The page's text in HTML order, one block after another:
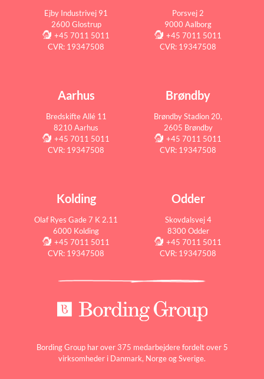
Ejby Industrivej 91
2600 Glostrup
+45 7011 5011
CVR: 19347508
Porsvej 2
9000 Aalborg
+45 7011 5011
CVR: 19347508
Aarhus
Bredskifte Allé 11
8210 Aarhus
+45 7011 5011
CVR: 19347508
Brøndby
Brøndby Stadion 20,
2605 Brøndby
+45 7011 5011
CVR: 19347508
Kolding
Olaf Ryes Gade 7 K 2.11
6000 Kolding
+45 7011 5011
CVR: 19347508
Odder
Skovdalsvej 4
8300 Odder
+45 7011 5011
CVR: 19347508
Bording Group har over 375 medarbejdere fordelt over 5
virksomheder i Danmark, Norge og Sverige.